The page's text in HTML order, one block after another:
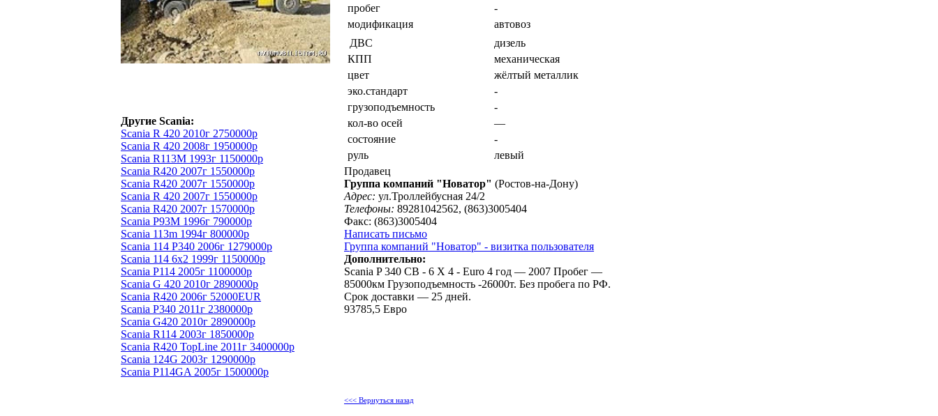
Другие Scania:
Scania R 420 2010г 2750000р
Scania R 420 2008г 1950000р
Scania R113M 1993г 1150000р
Scania R420 2007г 1550000р
Scania R420 2007г 1550000р
Scania R 420 2007г 1550000р
Scania R420 2007г 1570000р
Scania P93M 1996г 790000р
Scania 113m 1994г 800000р
Scania 114 P340 2006г 1279000р
Scania 114 6x2 1999г 1150000р
Scania Р114 2005г 1100000р
Scania G 420 2010г 2890000р
Scania R420 2006г 52000EUR
Scania P340 2011г 2380000р
Scania G420 2010г 2890000р
Scania R114 2003г 1850000р
Scania R420 TopLine 2011г 3400000р
Scania 124G 2003г 1290000р
Scania P114GA 2005г 1500000р
пробег
-
модификация
автовоз
ДВС
дизель
КПП
механическая
цвет
жёлтый металлик
эко.стандарт
-
грузоподъемность
-
кол-во осей
—
состояние
-
руль
левый
Продавец
Группа компаний "Новатор" (Ростов-на-Дону)
Адрес: ул.Троллейбусная 24/2
Телефоны: 89281042562, (863)3005404
Факс: (863)3005404
Написать письмо
Группа компаний "Новатор" - визитка пользователя
Дополнительно:
Scania P 340 CB - 6 X 4 - Euro 4 год — 2007 Пробег —
85000км Грузоподъемность -26000т. Без пробега по РФ.
Срок доставки — 25 дней.
93785,5 Евро
<<< Вернуться назад